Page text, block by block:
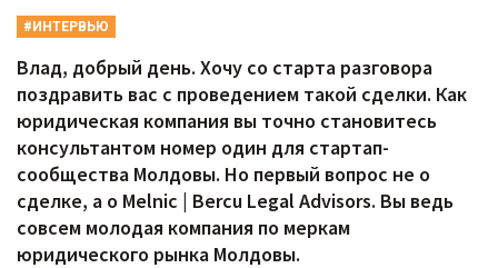
#ИНТЕРВЬЮ
Влад, добрый день. Хочу со старта разговора
поздравить вас с проведением такой сделки. Как
юридическая компания вы точно становитесь
консультантом номер один для стартап-
сообщества Молдовы. Но первый вопрос не о
сделке, а о Melnic | Bercu Legal Advisors. Вы ведь
совсем молодая компания по меркам
юридического рынка Молдовы.